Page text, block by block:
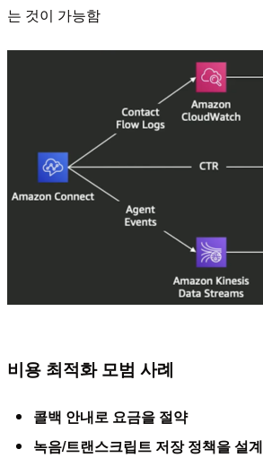
는 것이 가능함
비용 최적화 모범 사례
콜백 안내로 요금을 절약
녹음/트랜스크립트 저장 정책을 설계